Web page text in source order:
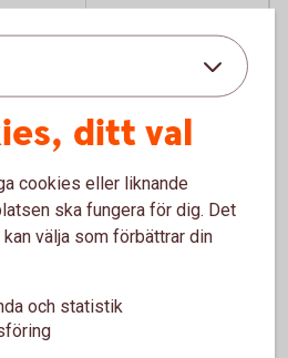
X10
SW 4 - slutliga
villkor (pdf)
X12
BEAR OMX X12
SW - slutliga
villkor (pdf)
X12
BEAR OMX X12
X15
ditt val
cookies eller liknande
ska fungera för dig. Det
välja som förbättrar din
och statistik